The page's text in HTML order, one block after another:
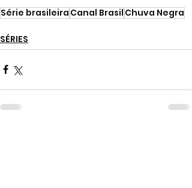
Série brasileira Canal Brasil Chuva Negra
SÉRIES